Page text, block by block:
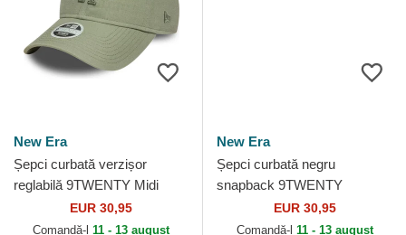
New Era
Șepci curbată verzișor
reglabilă 9TWENTY Midi
Linen de Los Angeles
Dodgers MLB de New Era
EUR 30,95
Comandă-l 11 - 13 august
New Era
Șepci curbată negru
snapback 9TWENTY
ajustable de FC Barcelona
LALIGA de New Era
EUR 30,95
Comandă-l 11 - 13 august